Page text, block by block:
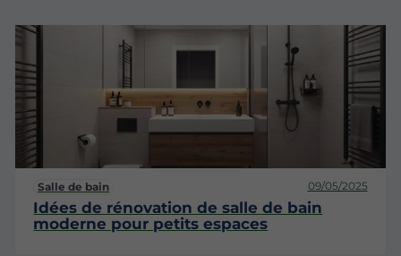
Salle de bain 09/05/2025
Idées de rénovation de salle de bain
moderne pour petits espaces